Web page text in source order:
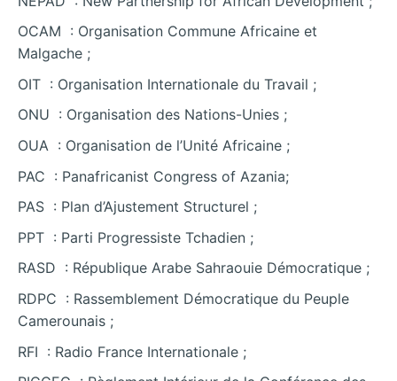
OCAM : Organisation Commune Africaine et
Malgache ;
OIT : Organisation Internationale du Travail ;
ONU : Organisation des Nations-Unies ;
OUA : Organisation de l’Unité Africaine ;
PAC : Panafricanist Congress of Azania;
PAS : Plan d’Ajustement Structurel ;
PPT : Parti Progressiste Tchadien ;
RASD : République Arabe Sahraouie Démocratique ;
RDPC : Rassemblement Démocratique du Peuple
Camerounais ;
RFI : Radio France Internationale ;